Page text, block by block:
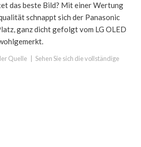
das beste Bild? Mit einer Wertung
schnappt sich der Panasonic
ganz dicht gefolgt vom LG OLED
Quelle Sehen Sie sich die vollständige